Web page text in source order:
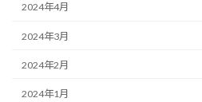
2024年4月
2024年3月
2024年2月
2024年1月